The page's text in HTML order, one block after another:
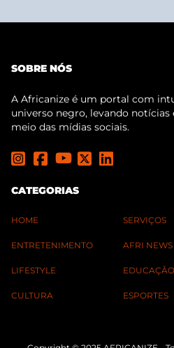
SOBRE NÓS
A Africanize é um portal com
universo negro, levando
meio das mídias sociais.
CATEGORIAS
HOME
ENTRETENIMENTO
LIFESTYLE
CULTURA
SERVIÇOS
AFRI NEWS
EDUCAÇÃO
ESPORTES